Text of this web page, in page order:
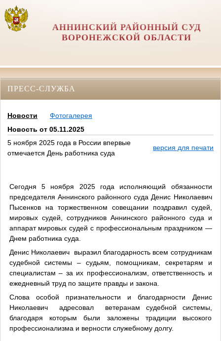
АННИНСКИЙ РАЙОННЫЙ СУД
ВОРОНЕЖСКОЙ ОБЛАСТИ
ПРЕСС-СЛУЖБА
Новости
Фотогалерея
Новость от 05.11.2025
5 ноября 2025 года в России впервые
отмечается День работника суда
версия для печати
Сегодня 5 ноября 2025 года исполняющий обязанности
председателя Аннинского районного суда Денис Николаевич
Пысенков на торжественном совещании поздравил судей,
мировых судей, сотрудников Аннинского районного суда и
аппарат мировых судей с профессиональным праздником —
Днем работника суда.
Денис Николаевич выразил благодарность всем сотрудникам
судебной системы – судьям, помощникам, секретарям и
специалистам – за их профессионализм, ответственность и
ежедневный труд по защите правды и закона.
Слова особой признательности и благодарности Денис
Николаевич адресовал ветеранам судебной системы,
благодаря которым были заложены традиции высокого
профессионализма и верности служебному долгу.